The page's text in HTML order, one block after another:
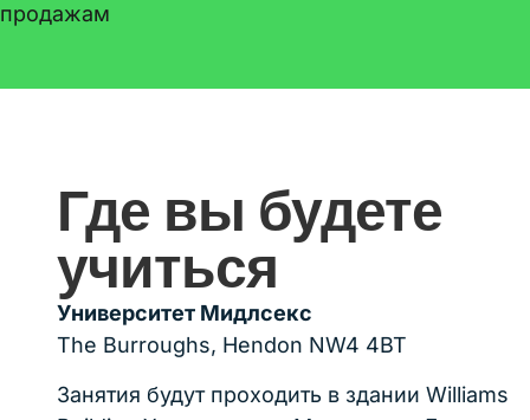
продажам
Где вы будете
учиться
Университет Мидлсекс
The Burroughs, Hendon NW4 4BT
Занятия будут проходить в здании Williams